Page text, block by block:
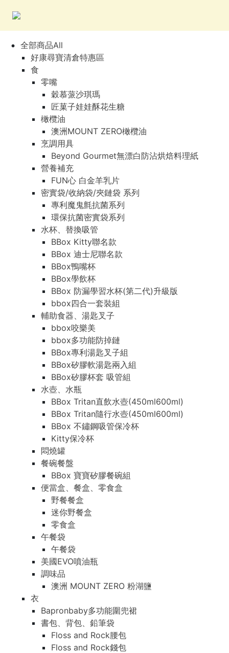
全部商品All
好康尋寶清倉特惠區
食
零嘴
穀慕蒎沙琪瑪
匠菓子娃娃酥花生糖
橄欖油
澳洲MOUNT ZERO橄欖油
烹調用具
Beyond Gourmet無漂白防沾烘焙料理紙
營養補充
FUN心 白金羊乳片
密實袋/收納袋/夾鏈袋 系列
專利魔鬼氈抗菌系列
環保抗菌密實袋系列
水杯、替換吸管
BBox Kitty聯名款
BBox 迪士尼聯名款
BBox鴨嘴杯
BBox學飲杯
BBox 防漏學習水杯(第二代)升級版
bbox四合一套裝組
輔助食器、湯匙叉子
bbox咬樂美
bbox多功能防掉鏈
BBox專利湯匙叉子組
BBox矽膠軟湯匙兩入組
BBox矽膠杯套 吸管組
水壺、水瓶
BBox Tritan直飲水壺(450ml600ml)
BBox Tritan隨行水壺(450ml600ml)
BBox 不鏽鋼吸管保冷杯
Kitty保冷杯
悶燒罐
餐碗餐盤
BBox 寶寶矽膠餐碗組
便當盒、餐盒、零食盒
野餐餐盒
迷你野餐盒
零食盒
午餐袋
午餐袋
美國EVO噴油瓶
調味品
澳洲 MOUNT ZERO 粉湖鹽
衣
Bapronbaby多功能圍兜裙
書包、背包、鉛筆袋
Floss and Rock腰包
Floss and Rock錢包